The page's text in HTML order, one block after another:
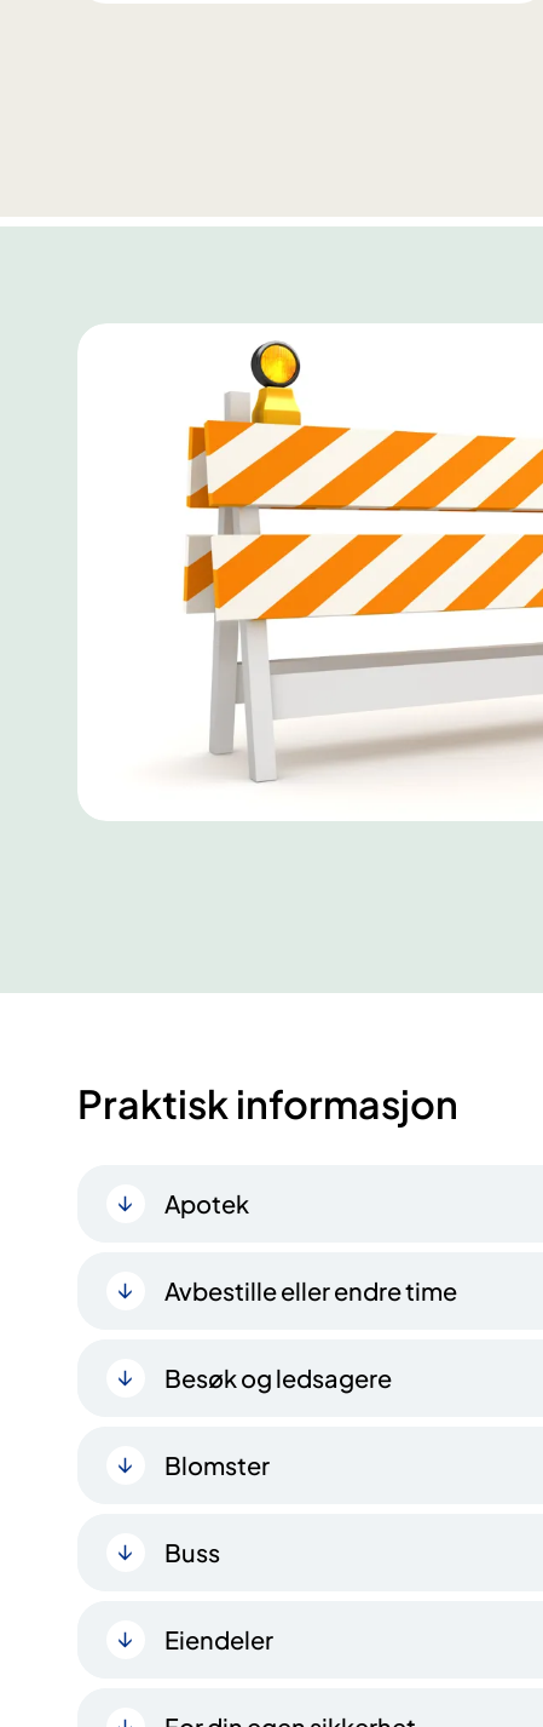
Praktisk informasjon
Apotek
Avbestille eller endre time
Besøk og ledsagere
Blomster
Buss
Eiendeler